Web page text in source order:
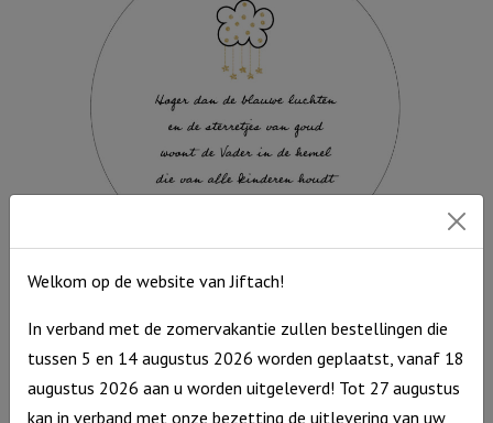
Love
came
aantal
Muurcirkel Zwartwit 25 cm – Hoger dan de blauwe luchten
9,95
Op voorraad
Muurcirkel
Zwartwit
25
Welkom op de website van Jiftach!
In verband met de zomervakantie zullen bestellingen die
tussen 5 en 14 augustus 2026 worden geplaatst, vanaf 18
augustus 2026 aan u worden uitgeleverd! Tot 27 augustus
kan in verband met onze bezetting de uitlevering van uw